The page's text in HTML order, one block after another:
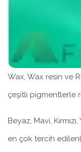
Wax, Wax resin ve
çeşitli pigmentlerle
Beyaz, Mavi,
en çok tercih